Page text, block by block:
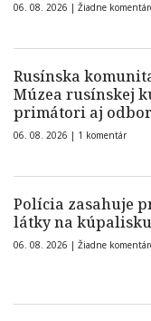
06. 08. 2026 | Žiadne
Rusínska
Múzea rusínskej
primátori aj
06. 08. 2026 | 1 komentár
Polícia zasahuje
látky na
06. 08. 2026 | Žiadne